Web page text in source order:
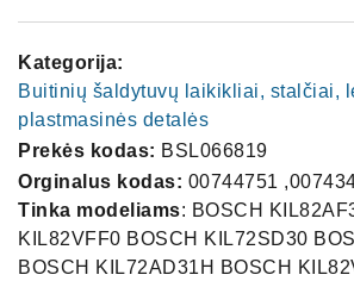
Kategorija:
Buitinių šaldytuvų laikikliai, stalčiai,
plastmasinės detalės
Prekės kodas: BSL066819
Orginalus kodas: 00744751
Tinka modeliams: BOSCH
KIL82VFF0 BOSCH KIL72SD30
BOSCH KIL72AD31H BOSCH